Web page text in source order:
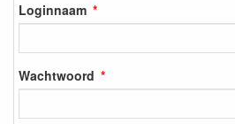
Loginnaam
Wachtwoord